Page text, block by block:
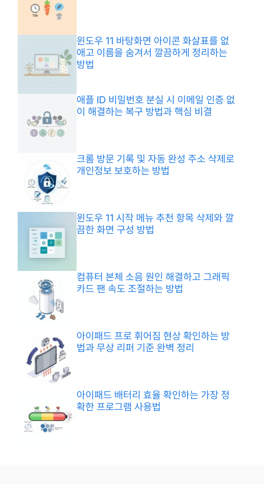
윈도우 11 바탕화면 아이콘 화살표를 없
애고 이름을 숨겨서 깔끔하게 정리하는
방법
애플 ID 비밀번호 분실 시 이메일 인증 없
이 해결하는 복구 방법과 핵심 비결
크롬 방문 기록 및 자동 완성 주소 삭제로
개인정보 보호하는 방법
윈도우 11 시작 메뉴 추천 항목 삭제와 깔
끔한 화면 구성 방법
컴퓨터 본체 소음 원인 해결하고 그래픽
카드 팬 속도 조절하는 방법
아이패드 프로 휘어짐 현상 확인하는 방
법과 무상 리퍼 기준 완벽 정리
아이패드 배터리 효율 확인하는 가장 정
확한 프로그램 사용법